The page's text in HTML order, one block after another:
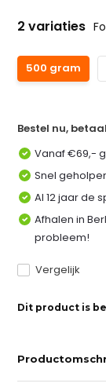
2 variaties
500 gram
Bestel nu,
Vanaf €69,-
Snel
Al 12 jaar de
Afhalen in
probleem!
Vergelijk
Dit product is